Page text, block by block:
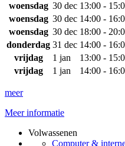
woensdag 30 dec 13:00 -
woensdag 30 dec 14:00 -
woensdag 30 dec 18:00 -
donderdag 31 dec 14:00 -
vrijdag
1 jan 13:00 -
vrijdag
1 jan 14:00 -
meer
Meer informatie
Volwassenen
Computer &